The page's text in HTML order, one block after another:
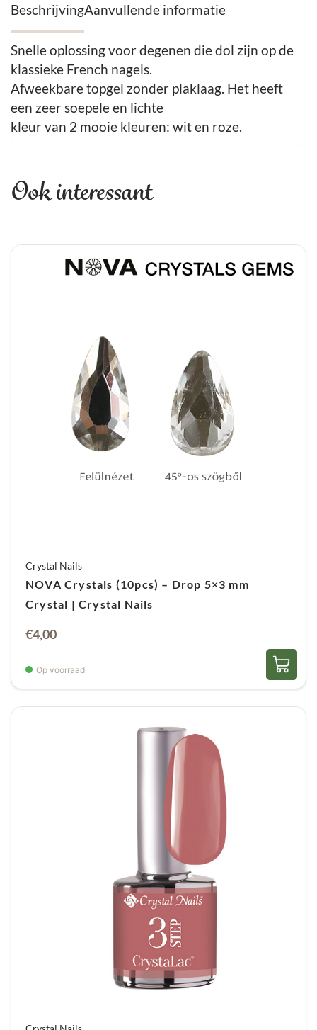
BeschrijvingAanvullende informatie
Snelle oplossing voor degenen die dol zijn op de
klassieke French nagels.
Afweekbare topgel zonder plaklaag. Het heeft
een zeer soepele en lichte
kleur van 2 mooie kleuren: wit en roze.
Ook interessant
Crystal Nails
NOVA Crystals (10pcs) – Drop 5×3 mm
Crystal | Crystal Nails
€4,00
Op voorraad